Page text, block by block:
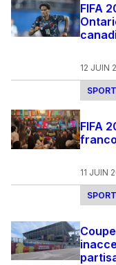
FIFA
12 JUIN
FIFA
11 JUIN